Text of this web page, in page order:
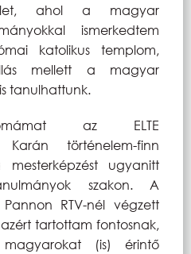
ahol a magyar
ismerkedtem
katolikus templom,
mellett a magyar
tanulhattunk.
az ELTE
Karán történelem-finn
mesterképzést ugyanitt
szakon. A
RTV-nél végzett
tartottam fontosnak,
(is) érintő